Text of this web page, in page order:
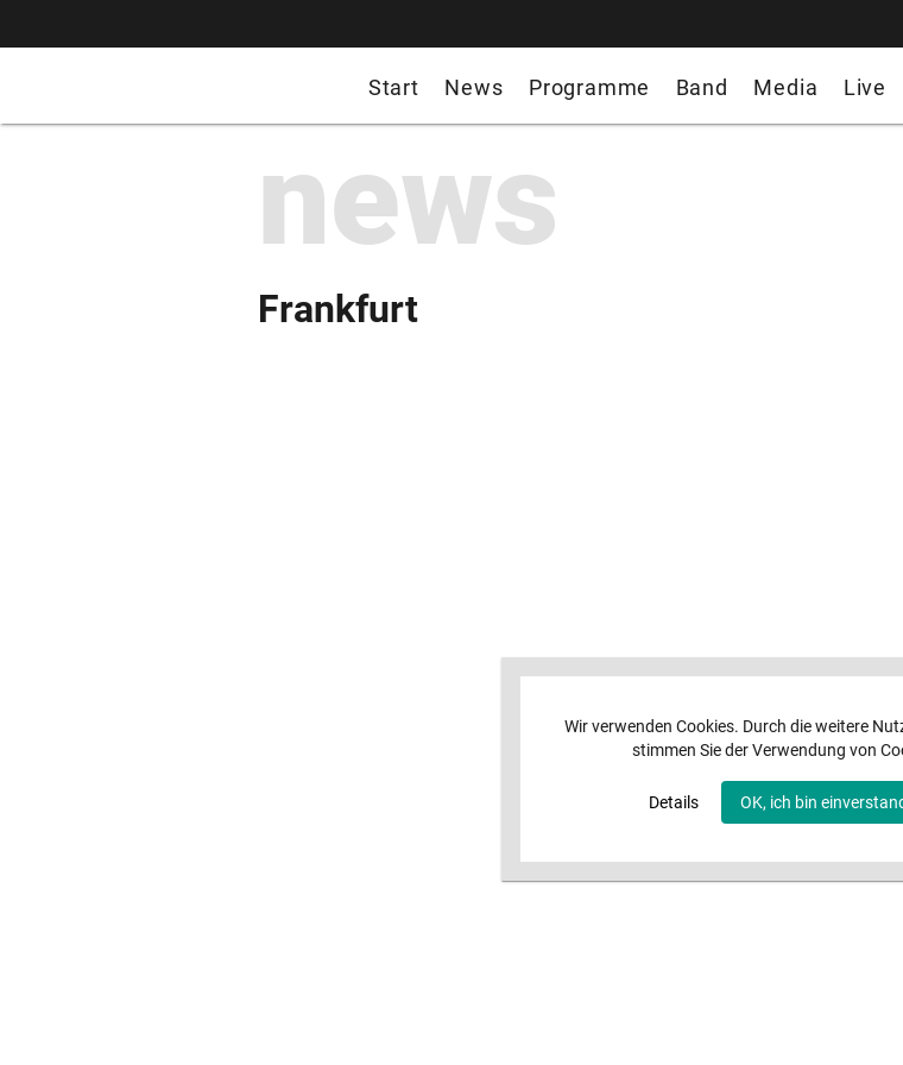
Start News Programme Band Media Live
Wir verwenden Cookies. Durch die weitere
stimmen Sie der Verwendung von
Details OK, ich bin
news
Frankfurt